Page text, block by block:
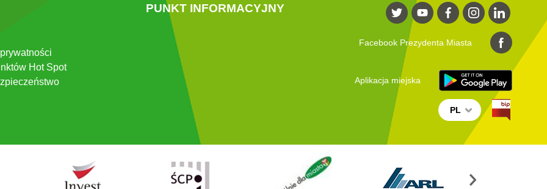
Hot Spot
PUNKT INFORMACYJNY
Facebook Prezydenta Miasta
Aplikacja miejska
PL